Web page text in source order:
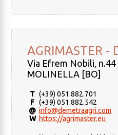
AGRIMASTER -
Via Efrem Nobili, n.44
MOLINELLA [BO]
T (+39) 051.882.701
F (+39) 051.882.542
@ info@demetraagri.com
W https://agrimaster.eu